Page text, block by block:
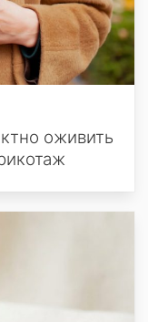
оживить